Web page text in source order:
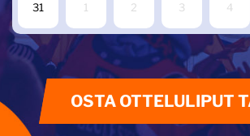
31 1 2 3 4
OSTA OTTELULIPUT